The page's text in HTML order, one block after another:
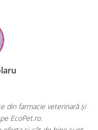
EcoPet.ro este salvarea
hrană sau produse